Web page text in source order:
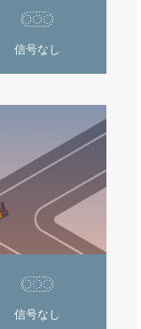
信号なし
信号なし